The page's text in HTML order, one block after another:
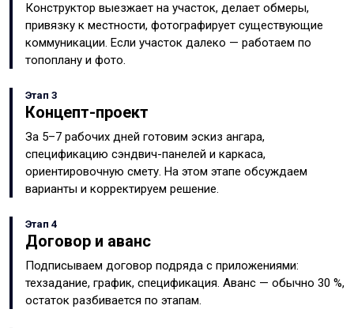
Конструктор выезжает на участок, делает обмеры,
привязку к местности, фотографирует существующие
коммуникации. Если участок далеко — работаем по
топоплану и фото.
Этап 3
Концепт-проект
За 5–7 рабочих дней готовим эскиз ангара,
спецификацию сэндвич-панелей и каркаса,
ориентировочную смету. На этом этапе обсуждаем
варианты и корректируем решение.
Этап 4
Договор и аванс
Подписываем договор подряда с приложениями:
техзадание, график, спецификация. Аванс — обычно 30 %,
остаток разбивается по этапам.